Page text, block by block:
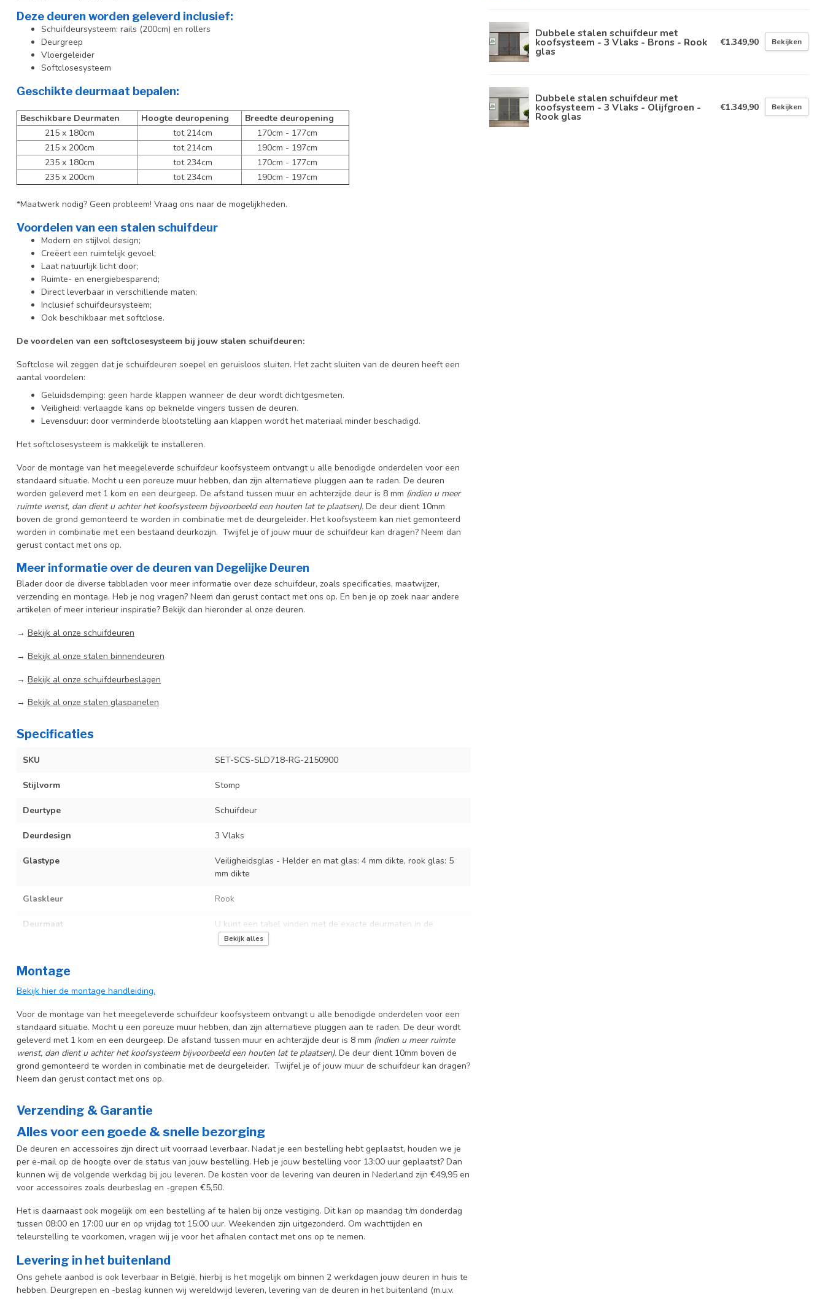
Deze deuren worden geleverd inclusief:
Schuifdeursysteem: rails (200cm) en rollers
Deurgreep
Vloergeleider
Softclosesysteem
Geschikte deurmaat bepalen:
Beschikbare Deurmaten Hoogte deuropening
Breedte deuropening
215 x 180cm
tot 214cm
170cm - 177cm
215 x 200cm
tot 214cm
190cm - 197cm
235 x 180cm
tot 234cm
170cm - 177cm
235 x 200cm
tot 234cm 190cm - 197cm
*Maatwerk nodig? Geen probleem! Vraag ons naar de mogelijkheden.
Voordelen van een stalen schuifdeur
Modern en stijlvol design;
Creëert een ruimtelijk gevoel;
Laat natuurlijk licht door;
Ruimte- en energiebesparend;
Direct leverbaar in verschillende maten;
Inclusief schuifdeursysteem;
Ook beschikbaar met softclose.
De voordelen van een softclosesysteem bij jouw stalen schuifdeuren:
Softclose wil zeggen dat je schuifdeuren soepel en geruisloos sluiten. Het zacht sluiten van de deuren heeft een
aantal voordelen:
Geluidsdemping: geen harde klappen wanneer de deur wordt dichtgesmeten.
Veiligheid: verlaagde kans op beknelde vingers tussen de deuren.
Levensduur: door verminderde blootstelling aan klappen wordt het materiaal minder beschadigd.
Het softclosesysteem is makkelijk te installeren.
Voor de montage van het meegeleverde schuifdeur koofsysteem ontvangt u alle benodigde onderdelen voor een
standaard situatie. Mocht u een poreuze muur hebben, dan zijn alternatieve pluggen aan te raden. De deuren
worden geleverd met 1 kom en een deurgeep. De afstand tussen muur en achterzijde deur is 8 mm (indien u meer
ruimte wenst, dan dient u achter het koofsysteem bijvoorbeeld een houten lat te plaatsen). De deur dient 10mm
boven de grond gemonteerd te worden in combinatie met de deurgeleider. Het koofsysteem kan niet gemonteerd
worden in combinatie met een bestaand deurkozijn. Twijfel je of jouw muur de schuifdeur kan dragen? Neem dan
gerust contact met ons op.
Meer informatie over de deuren van Degelijke Deuren
Blader door de diverse tabbladen voor meer informatie over deze schuifdeur, zoals specificaties, maatwijzer,
verzending en montage. Heb je nog vragen? Neem dan gerust contact met ons op. En ben je op zoek naar andere
artikelen of meer interieur inspiratie? Bekijk dan hieronder al onze deuren.
→ Bekijk al onze schuifdeuren
→ Bekijk al onze stalen binnendeuren
→ Bekijk al onze schuifdeurbeslagen
→ Bekijk al onze stalen glaspanelen
Specificaties
SKU SET-SCS-SLD718-RG-2150900
Stijlvorm Stomp
Deurtype Schuifdeur
Deurdesign 3 Vlaks
Glastype
Veiligheidsglas - Helder en mat glas: 4 mm dikte, rook glas: 5
mm dikte
Glaskleur Rook
Deurmaat
U kunt een tabel vinden met de exacte deurmaten in de
producttekst boven dit specificatievak.
Incl. systeem
Bekijk alles
Montage
Bekijk hier de montage handleiding.
Voor de montage van het meegeleverde schuifdeur koofsysteem ontvangt u alle benodigde onderdelen voor een
standaard situatie. Mocht u een poreuze muur hebben, dan zijn alternatieve pluggen aan te raden. De deur wordt
geleverd met 1 kom en een deurgeep. De afstand tussen muur en achterzijde deur is 8 mm (indien u meer ruimte
wenst, dan dient u achter het koofsysteem bijvoorbeeld een houten lat te plaatsen). De deur dient 10mm boven de
grond gemonteerd te worden in combinatie met de deurgeleider. Twijfel je of jouw muur de schuifdeur kan dragen?
Neem dan gerust contact met ons op.
Verzending & Garantie
Alles voor een goede & snelle bezorging
De deuren en accessoires zijn direct uit voorraad leverbaar. Nadat je een bestelling hebt geplaatst, houden we je
per e-mail op de hoogte over de status van jouw bestelling. Heb je jouw bestelling voor 13:00 uur geplaatst? Dan
kunnen wij de volgende werkdag bij jou leveren. De kosten voor de levering van deuren in Nederland zijn €49,95 en
voor accessoires zoals deurbeslag en -grepen €5,50.
Het is daarnaast ook mogelijk om een bestelling af te halen bij onze vestiging. Dit kan op maandag t/m donderdag
tussen 08:00 en 17:00 uur en op vrijdag tot 15:00 uur. Weekenden zijn uitgezonderd. Om wachttijden en
teleurstelling te voorkomen, vragen wij je voor het afhalen contact met ons op te nemen.
Levering in het buitenland
Ons gehele aanbod is ook leverbaar in België, hierbij is het mogelijk om binnen 2 werkdagen jouw deuren in huis te
hebben. Deurgrepen en -beslag kunnen wij wereldwijd leveren, levering van de deuren in het buitenland (m.u.v.
Dubbele stalen schuifdeur met
koofsysteem - 3 Vlaks - Brons - Rook
glas
€1.349,90 Bekijken
Dubbele stalen schuifdeur met
koofsysteem - 3 Vlaks - Olijfgroen -
Rook glas
€1.349,90 Bekijken